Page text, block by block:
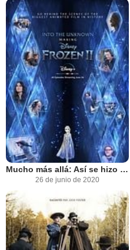
Mucho más allá: Así se hizo Frozen II
26 de junio de 2020